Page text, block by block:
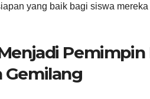
yang baik bagi siswa
Gemilang